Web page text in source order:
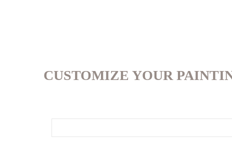
CUSTOMIZE YOUR